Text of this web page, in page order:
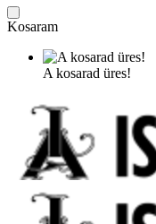
Kosaram
A kosarad üres!